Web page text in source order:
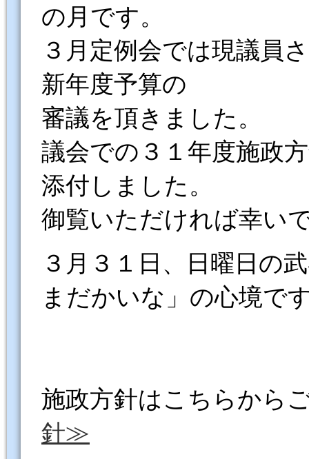
の月です。
３月定例会では現議員
新年度予算の
審議を頂きました。
議会での３１年度施政
添付しました。
御覧いただければ幸い
３月３１日、日曜日の
まだかいな」の心境で
施政方針はこちらか
針≫